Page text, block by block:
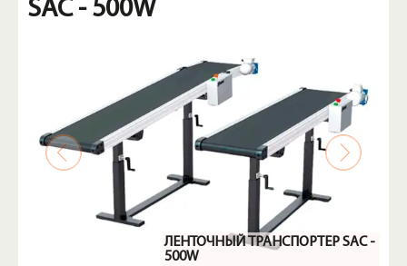
SAC - 500W
ЛЕНТОЧНЫЙ ТРАНСПОРТЕР SAC -
500W